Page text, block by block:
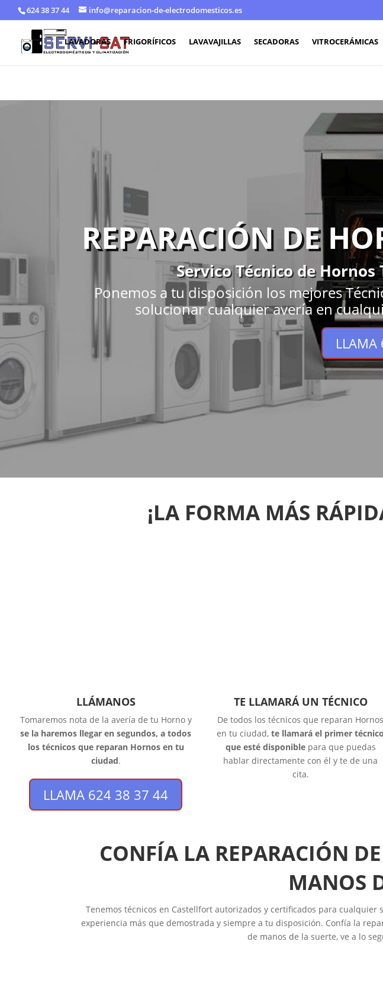
624 38 37 44 info@reparacion-de-electrodomesticos.es
LAVADORAS FRIGORÍFICOS LAVAVAJILLAS SECADORAS VITROCERÁMICAS
REPARACIÓN DE
Servico Técnico de
Ponemos a tu disposición los mejores
solucionar cualquier avería en
¡LA FORMA MÁS
LLÁMANOS
Tomaremos nota de la avería de tu Horno y
se la haremos llegar en segundos, a todos
los técnicos que reparan Hornos en tu
ciudad.
LLAMA 624 38 37 44
TE LLAMARÁ UN TÉCNICO
De todos los técnicos que reparan Hornos
en tu ciudad,te llamará el primer técnico
que esté disponiblepara que puedas
hablar directamente con él y te de una
cita.
CONFÍA LA REPARACIÓN
MANOS
Tenemos técnicos en Castellfort autorizados y certificados para
experiencia más que demostrada y siempre a tu disposición. Confía la
de manos de la suerte, ve a lo